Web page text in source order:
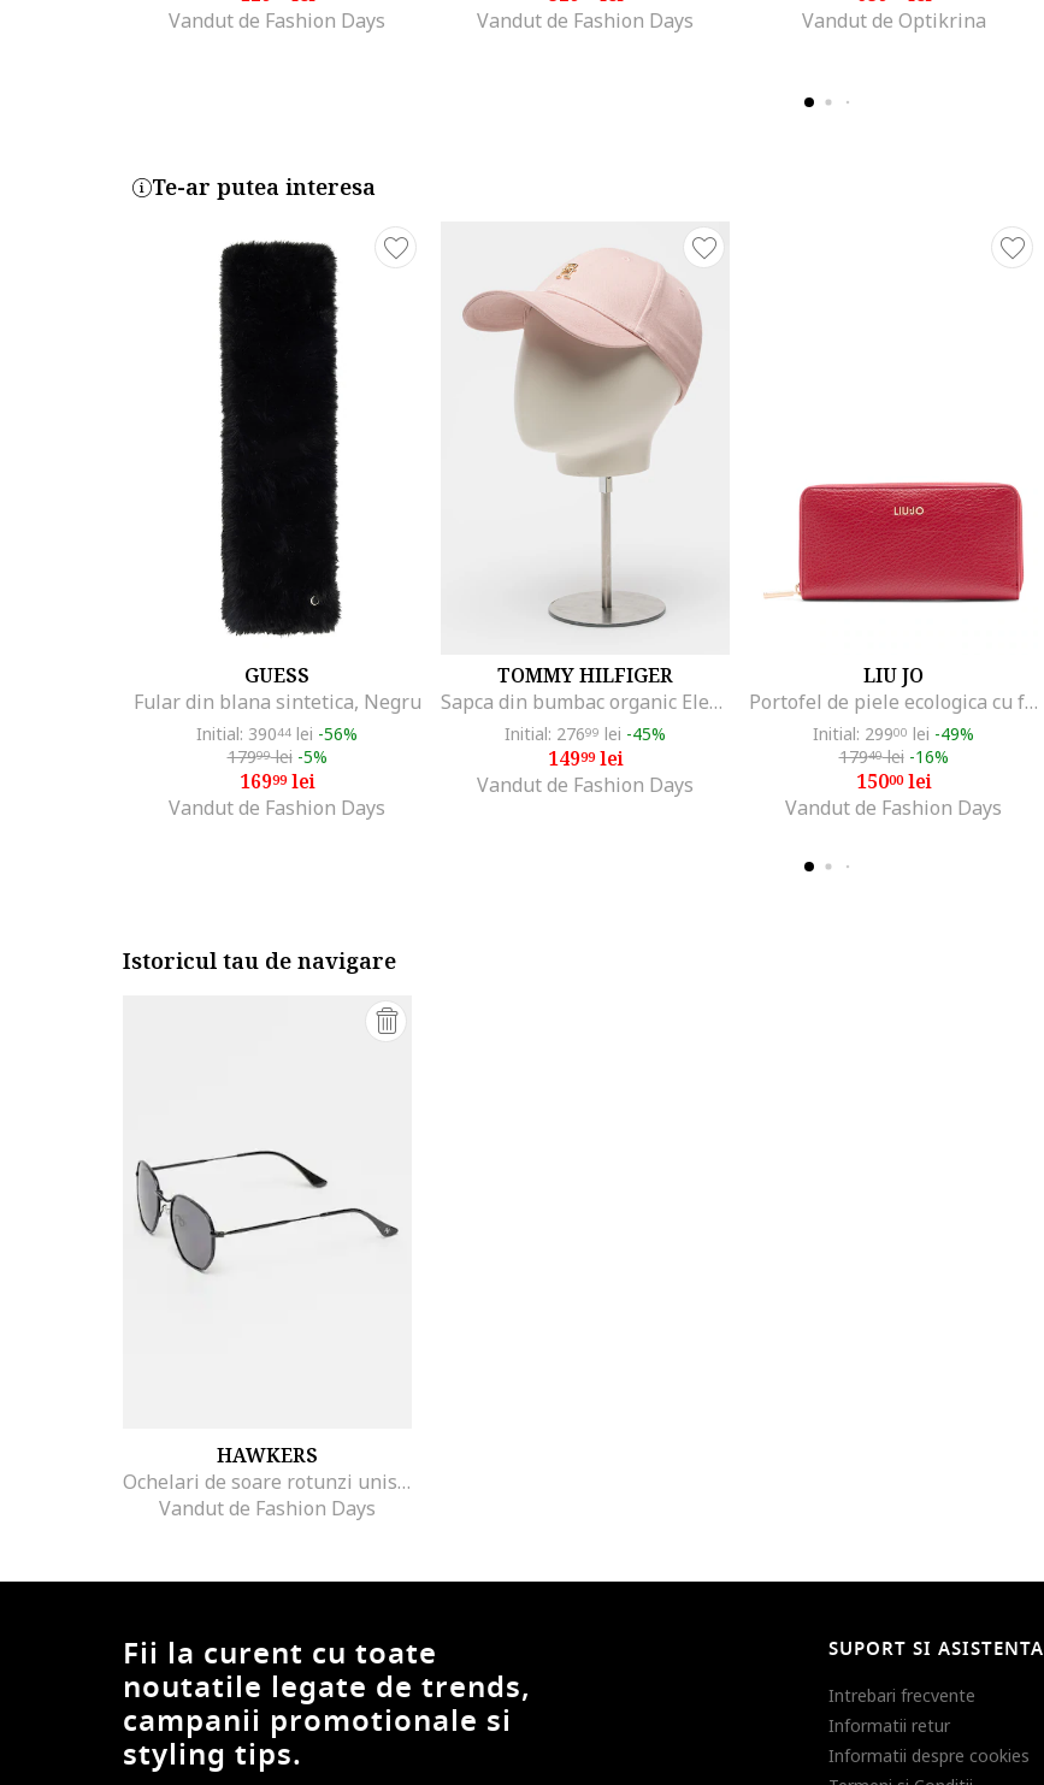
Vandut de Fashion Days
Vandut de Fashion Days
Vandut de Optikrina
Te-ar putea interesa
GUESS
Fular din blana sintetica, Negru
Initial: 39044 lei -56%
17999lei -5%
16999lei
Vandut de Fashion Days
TOMMY HILFIGER
Sapca din bumbac organic Elevated Chic, Roz deschis
Initial: 27699 lei -45%
14999lei
Vandut de Fashion Days
LIU JO
Portofel de piele ecologica cu fermoar, Rosu
Initial: 29900 lei -49%
17940lei -16%
15000lei
Vandut de Fashion Days
Istoricul tau de navigare
HAWKERS
Ochelari de soare rotunzi unisex cu lentile polarizate, Negru
Vandut de Fashion Days
Fii la curent cu toate
noutatile legate de trends,
campanii promotionale si
styling tips.
SUPORT SI ASISTENTA
Intrebari frecvente
Informatii retur
Informatii despre cookies